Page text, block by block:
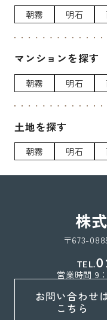
朝霧 明石
マンションを探す
朝霧 明石
土地を探す
朝霧 明石
株
〒673-
TEL.
営業時間 9
お問い合わせ
こちら